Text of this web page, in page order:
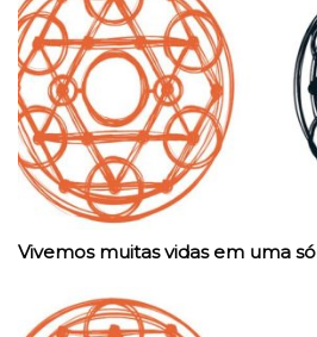
Vivemos muitas vidas em uma só